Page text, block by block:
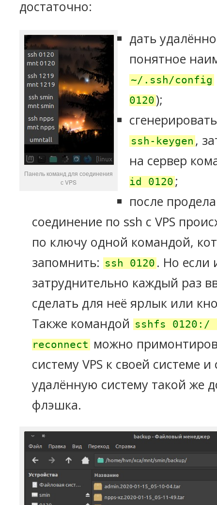
достаточно:
Панель команд для соединения
с VPS
дать
понятное
~/.ssh/config
0120);
ssh-keygen ,
на сервер
id 0120 ;
после
соединение по ssh с VPS
по ключу одной командой,
запомнить: ssh 0120. Но если
затруднительно каждый раз
сделать для неё ярлык или
Также командой sshfs 0120:/
reconnectможно
систему VPS к своей системе и
удалённую систему такой же
флэшка.